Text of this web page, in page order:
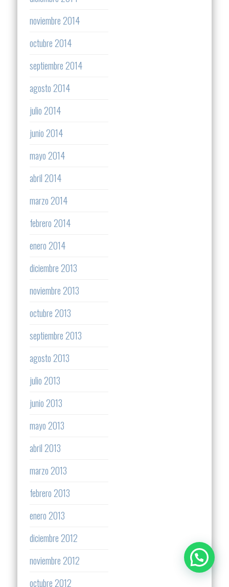
noviembre 2014
octubre 2014
septiembre 2014
agosto 2014
julio 2014
junio 2014
mayo 2014
abril 2014
marzo 2014
febrero 2014
enero 2014
diciembre 2013
noviembre 2013
octubre 2013
septiembre 2013
agosto 2013
julio 2013
junio 2013
mayo 2013
abril 2013
marzo 2013
febrero 2013
enero 2013
diciembre 2012
noviembre 2012
octubre 2012